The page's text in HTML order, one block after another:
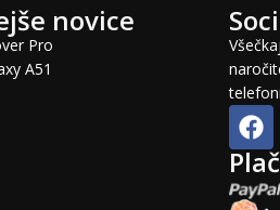
novice
Pro
A51